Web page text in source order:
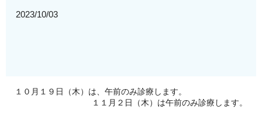
2023/10/03
１０月１９日（木）は、午前のみ診療します。
１１月２日（木）は午前のみ診療します。